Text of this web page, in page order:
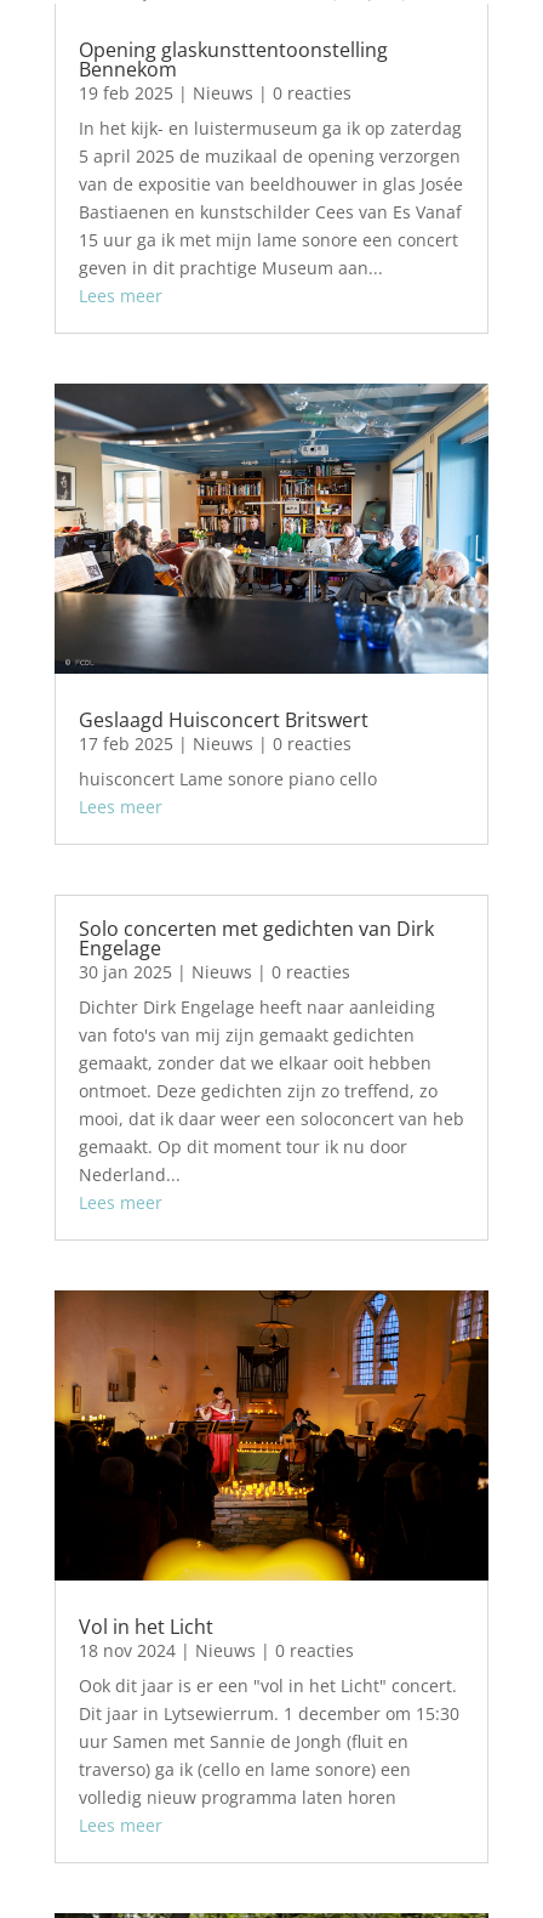
Opening glaskunsttentoonstelling
Bennekom
19 feb 2025| Nieuws | 0 reacties
In het kijk- en luistermuseum ga ik op zaterdag
5 april 2025 de muzikaal de opening verzorgen
van de expositie van beeldhouwer in glas Josée
Bastiaenen en kunstschilder Cees van Es Vanaf
15 uur ga ik met mijn lame sonore een concert
geven in dit prachtige Museum aan...
Lees meer
Geslaagd Huisconcert Britswert
17 feb 2025| Nieuws | 0 reacties
huisconcert Lame sonore piano cello
Lees meer
Solo concerten met gedichten van Dirk
Engelage
30 jan 2025| Nieuws | 0 reacties
Dichter Dirk Engelage heeft naar aanleiding
van foto's van mij zijn gemaakt gedichten
gemaakt, zonder dat we elkaar ooit hebben
ontmoet. Deze gedichten zijn zo treffend, zo
mooi, dat ik daar weer een soloconcert van heb
gemaakt. Op dit moment tour ik nu door
Nederland...
Lees meer
Vol in het Licht
18 nov 2024| Nieuws | 0 reacties
Ook dit jaar is er een "vol in het Licht" concert.
Dit jaar in Lytsewierrum. 1 december om 15:30
uur Samen met Sannie de Jongh (fluit en
traverso) ga ik (cello en lame sonore) een
volledig nieuw programma laten horen
Lees meer